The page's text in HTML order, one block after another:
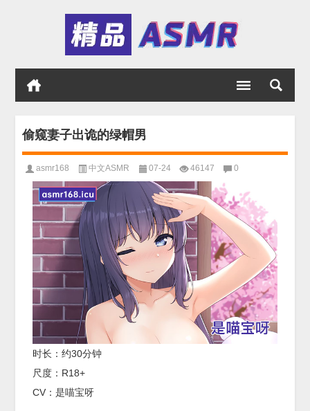
偷窥妻子出诡的绿帽男
asmr168 中文ASMR 07-24 46147 0
时长：约30分钟
尺度：R18+
CV：是喵宝呀